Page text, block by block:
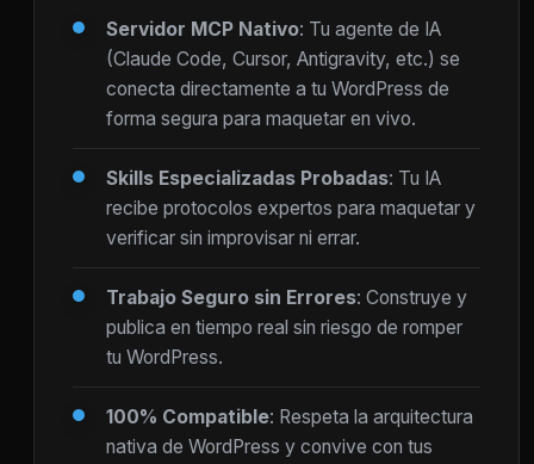
Servidor MCP Nativo: Tu agente de IA
(Claude Code, Cursor, Antigravity, etc.) se
conecta directamente a tu WordPress de
forma segura para maquetar en vivo.
Skills Especializadas Probadas: Tu IA
recibe protocolos expertos para maquetar y
verificar sin improvisar ni errar.
Trabajo Seguro sin Errores: Construye y
publica en tiempo real sin riesgo de romper
tu WordPress.
100% Compatible: Respeta la arquitectura
nativa de WordPress y convive con tus